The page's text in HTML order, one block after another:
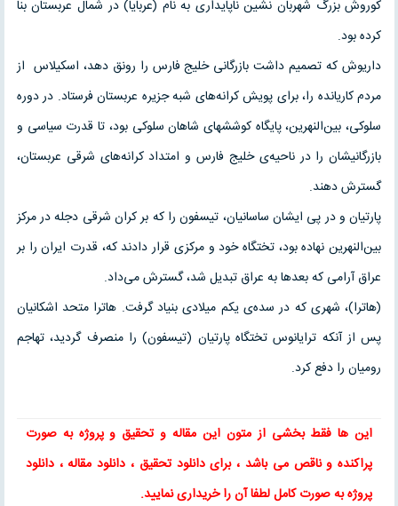
کوروش بزرگ شهربان نشین ناپایداری به نام (عربایا) در شمال عربستان بنا
کرده بود.
داریوش که تصمیم داشت بازرگانی خلیج فارس را رونق دهد، اسکیلاس از
مردم کاریانده را، برای پویش‌ کرانه‌های شبه جزیره عربستان فرستاد. در دوره
سلوکی، بین‌النهرین، پایگاه کوششهای شاهان سلوکی بود، تا قدرت سیاسی و
بازرگانیشان را در ناحیه‌ی خلیج فارس و امتداد کرانه‌های شرقی عربستان،
گسترش دهند.
پارتیان و در پی ایشان ساسانیان، تیسفون را که بر کران شرقی دجله در مرکز
بین‌النهرین نهاده بود، تختگاه خود و مرکزی قرار دادند که، قدرت ایران را بر
عراق آرامی که بعدها به عراق تبدیل شد، گسترش می‌داد.
(هاترا)، شهری که در سده‌ی یکم میلادی بنیاد گرفت. هاترا متحد اشکانیان
پس از آنکه ترایانوس تختگاه پارتیان (تیسفون) را منصرف گردید، تهاجم
رومیان را دفع کرد.
این ها فقط بخشی از متون این مقالهو تحقیق و پروژه به صورت
پراکنده و ناقص می باشد ، برای دانلود تحقیق ، دانلود مقاله، دانلود
پروژه به صورت کامل لطفا آن را خریداری نمایید.